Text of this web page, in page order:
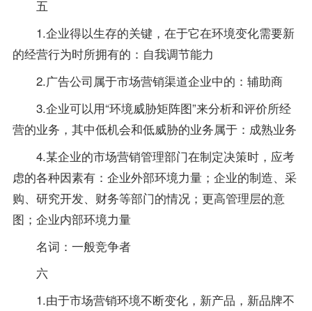
五
1.企业得以生存的关键，在于它在环境变化需要新
的经营行为时所拥有的：自我调节能力
2.广告公司属于市场营销渠道企业中的：辅助商
3.企业可以用“环境威胁矩阵图”来分析和评价所经
营的业务，其中低机会和低威胁的业务属于：成熟业务
4.某企业的市场营销管理部门在制定决策时，应考
虑的各种因素有：企业外部环境力量；企业的制造、采
购、研究开发、财务等部门的情况；更高管理层的意
图；企业内部环境力量
名词：一般竞争者
六
1.由于市场营销环境不断变化，新产品，新品牌不